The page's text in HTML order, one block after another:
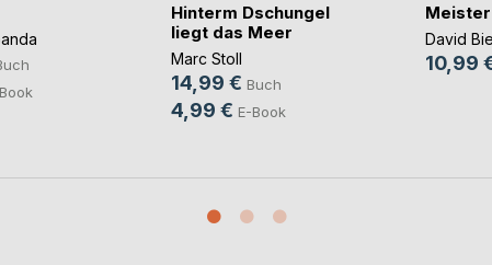
Hinterm Dschungel
liegt das Meer
Marc Stoll
14,99 € Buch
4,99 € E-Book
David
10,99